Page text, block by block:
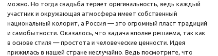
можно. Но тогда свадьба теряет оригинальность, ведь каждый
участник и окружающая атмосфера имеет собственный
национальный колорит, а Россия — это огромный пласт традиций
и самобытности. Оказалось, что задача вполне решаема, так как
в основе стиля — простота и человеческие ценности. Идея
прижилась в нашей стране неслучайно. Ведь посмотрите, что